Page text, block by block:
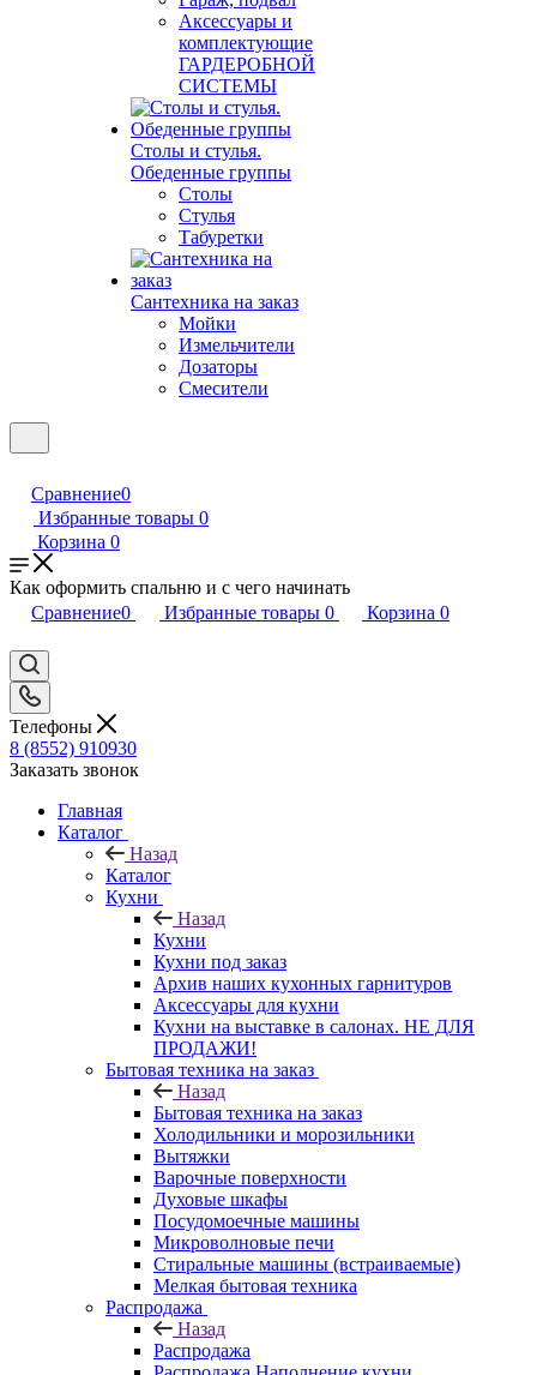
Аксессуары и
комплектующие
ГАРДЕРОБНОЙ
СИСТЕМЫ
Столы и стулья.
Обеденные группы
Столы
Стулья
Табуретки
Сантехника на заказ
Мойки
Измельчители
Дозаторы
Смесители
Сравнение0
Избранные товары 0
Корзина 0
Как оформить спальню и с чего начинать
Сравнение0 Избранные товары 0 Корзина 0
Телефоны
8 (8552) 910930
Заказать звонок
Главная
Каталог
Назад
Каталог
Кухни
Назад
Кухни
Кухни под заказ
Архив наших кухонных гарнитуров
Аксессуары для кухни
Кухни на выставке в салонах. НЕ ДЛЯ
ПРОДАЖИ!
Бытовая техника на заказ
Назад
Бытовая техника на заказ
Холодильники и морозильники
Вытяжки
Варочные поверхности
Духовые шкафы
Посудомоечные машины
Микроволновые печи
Стиральные машины (встраиваемые)
Мелкая бытовая техника
Распродажа
Назад
Распродажа